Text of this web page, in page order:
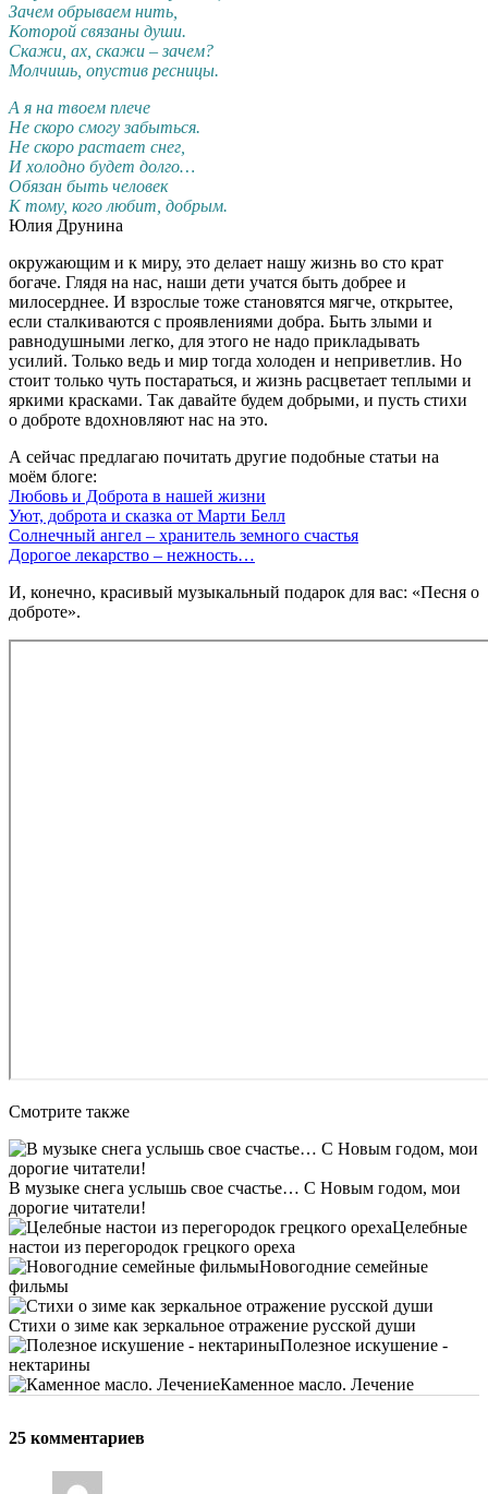
Зачем обрываем нить,
Которой связаны души.
Скажи, ах, скажи – зачем?
Молчишь, опустив ресницы.
А я на твоем плече
Не скоро смогу забыться.
Не скоро растает снег,
И холодно будет долго…
Обязан быть человек
К тому, кого любит, добрым.
Юлия Друнина
окружающим и к миру, это делает нашу жизнь во сто крат
богаче. Глядя на нас, наши дети учатся быть добрее и
милосерднее. И взрослые тоже становятся мягче, открытее,
если сталкиваются с проявлениями добра. Быть злыми и
равнодушными легко, для этого не надо прикладывать
усилий. Только ведь и мир тогда холоден и неприветлив. Но
стоит только чуть постараться, и жизнь расцветает теплыми и
яркими красками. Так давайте будем добрыми, и пусть стихи
о доброте вдохновляют нас на это.
А сейчас предлагаю почитать другие подобные статьи на
моём блоге:
Любовь и Доброта в нашей жизни
Уют, доброта и сказка от Марти Белл
Солнечный ангел – хранитель земного счастья
Дорогое лекарство – нежность…
И, конечно, красивый музыкальный подарок для вас: «Песня о
доброте».
Смотрите также
В музыке снега услышь свое счастье… С Новым годом, мои
дорогие читатели!
Целебные
настои из перегородок грецкого ореха
Новогодние семейные
фильмы
Стихи о зиме как зеркальное отражение русской души
Полезное искушение -
нектарины
Каменное масло. Лечение
25 комментариев